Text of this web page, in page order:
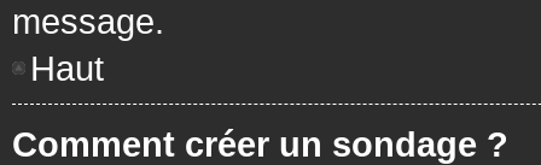
message.
Haut
Comment créer un sondage ?